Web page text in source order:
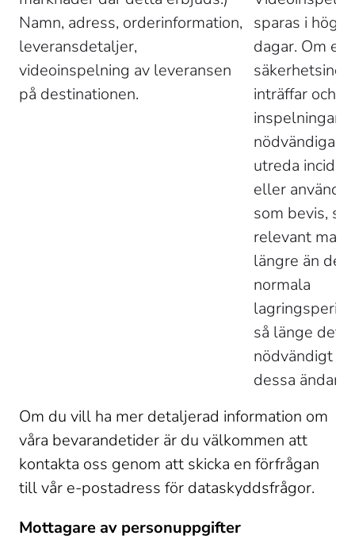
Namn, adress, orderinformation,
leveransdetaljer,
videoinspelning av leveransen
på destinationen.
sparas i
dagar. Om en
inträffar och
nödvändiga
utreda
eller
som bevis,
relevant
längre än den
normala
så länge det
nödvändigt
dessa
Om du vill ha mer detaljerad information om
våra bevarandetider är du välkommen att
kontakta oss genom att skicka en förfrågan
till vår e-postadress för dataskyddsfrågor.
Mottagare av personuppgifter